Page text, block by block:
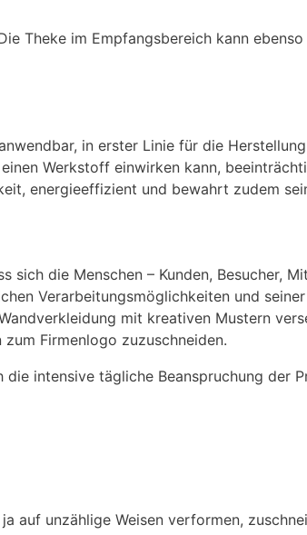
Theke im Empfangsbereich kann
in erster Linie für die
Werkstoff einwirken kann,
energieeffizient und bewahrt zudem
sich die Menschen – Kunden, Besucher,
Verarbeitungsmöglichkeiten und
mit kreativen Mustern
Firmenlogo zuzuschneiden.
intensive tägliche Beanspruchung der
auf unzählige Weisen verformen,